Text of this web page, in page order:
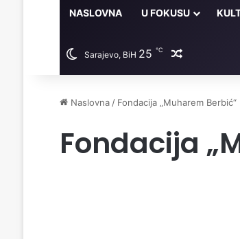
NASLOVNA U FOKUSU
Sarajevo, BiH 25 ℃ Random
Naslovna / Fondacija „Muharem Berbić“
Fondacija